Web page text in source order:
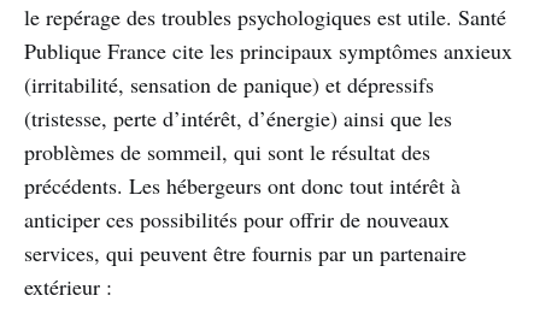
le repérage des troubles psychologiques est utile. Santé
Publique France cite les principaux symptômes anxieux
(irritabilité, sensation de panique) et dépressifs
(tristesse, perte d’intérêt, d’énergie) ainsi que les
problèmes de sommeil, qui sont le résultat des
précédents. Les hébergeurs ont donc tout intérêt à
anticiper ces possibilités pour offrir de nouveaux
services, qui peuvent être fournis par un partenaire
extérieur :